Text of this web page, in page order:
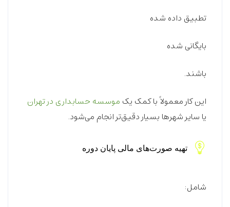
تطبیق داده شده
بایگانی شده
باشند.
این کار معمولاً با کمک یک موسسه حسابداری در تهران
یا سایر شهرها بسیار دقیق‌تر انجام می‌شود.
تهیه صورت‌های مالی پایان دوره
شامل: